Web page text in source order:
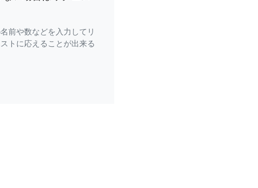
前や数などを入力してリ
トに応えることが出来る